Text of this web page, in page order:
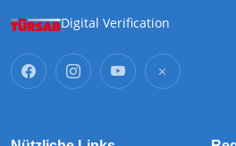
Digital Verification